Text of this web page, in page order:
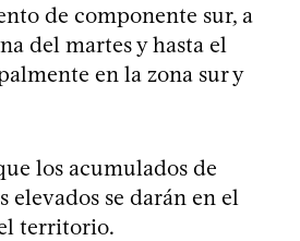
de componente sur, a
del martes y hasta el
en la zona sur y
los acumulados de
se darán en el
territorio.